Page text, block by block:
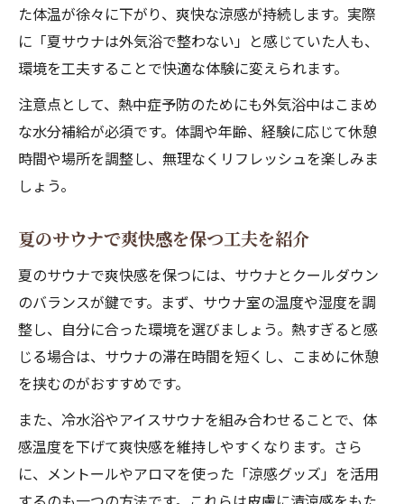
た体温が徐々に下がり、爽快な涼感が持続します。実際
に「夏サウナは外気浴で整わない」と感じていた人も、
環境を工夫することで快適な体験に変えられます。
注意点として、熱中症予防のためにも外気浴中はこまめ
な水分補給が必須です。体調や年齢、経験に応じて休憩
時間や場所を調整し、無理なくリフレッシュを楽しみま
しょう。
夏のサウナで爽快感を保つ工夫を紹介
夏のサウナで爽快感を保つには、サウナとクールダウン
のバランスが鍵です。まず、サウナ室の温度や湿度を調
整し、自分に合った環境を選びましょう。熱すぎると感
じる場合は、サウナの滞在時間を短くし、こまめに休憩
を挟むのがおすすめです。
また、冷水浴やアイスサウナを組み合わせることで、体
感温度を下げて爽快感を維持しやすくなります。さら
に、メントールやアロマを使った「涼感グッズ」を活用